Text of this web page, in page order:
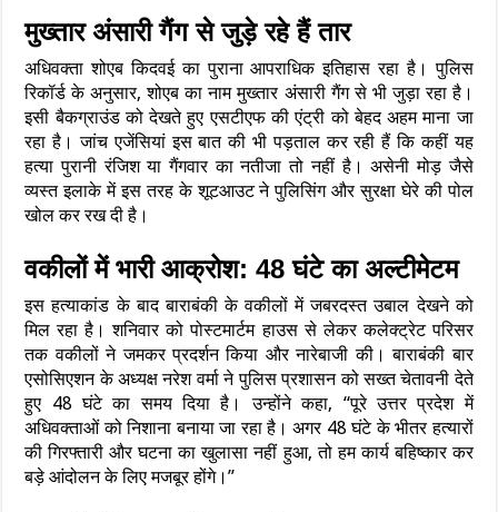
मुख्तार अंसारी गैंग से जुड़े रहे हैं तार
अधिवक्ता शोएब किदवई का पुराना आपराधिक इतिहास रहा है। पुलिस
रिकॉर्ड के अनुसार, शोएब का नाम मुख्तार अंसारी गैंग से भी जुड़ा रहा है।
इसी बैकग्राउंड को देखते हुए एसटीएफ की एंट्री को बेहद अहम माना जा
रहा है। जांच एजेंसियां इस बात की भी पड़ताल कर रही हैं कि कहीं यह
हत्या पुरानी रंजिश या गैंगवार का नतीजा तो नहीं है। असेनी मोड़ जैसे
व्यस्त इलाके में इस तरह के शूटआउट ने पुलिसिंग और सुरक्षा घेरे की पोल
खोल कर रख दी है।
वकीलों में भारी आक्रोश: 48 घंटे का अल्टीमेटम
इस हत्याकांड के बाद बाराबंकी के वकीलों में जबरदस्त उबाल देखने को
मिल रहा है। शनिवार को पोस्टमार्टम हाउस से लेकर कलेक्ट्रेट परिसर
तक वकीलों ने जमकर प्रदर्शन किया और नारेबाजी की। बाराबंकी बार
एसोसिएशन के अध्यक्ष नरेश वर्मा ने पुलिस प्रशासन को सख्त चेतावनी देते
हुए 48 घंटे का समय दिया है। उन्होंने कहा, “पूरे उत्तर प्रदेश में
अधिवक्ताओं को निशाना बनाया जा रहा है। अगर 48 घंटे के भीतर हत्यारों
की गिरफ्तारी और घटना का खुलासा नहीं हुआ, तो हम कार्य बहिष्कार कर
बड़े आंदोलन के लिए मजबूर होंगे।”